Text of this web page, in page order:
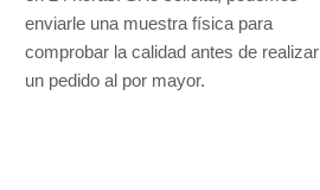
enviarle una muestra física para
comprobar la calidad antes de realizar
un pedido al por mayor.